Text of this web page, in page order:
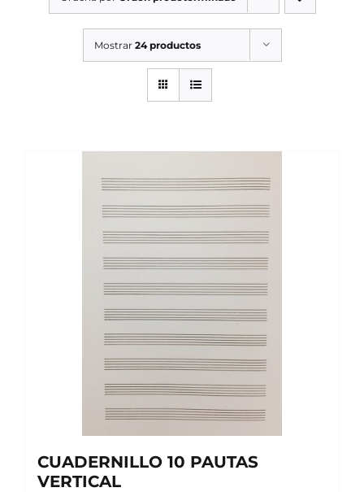
SERVICIOS TALLER
SERVICIOS TALLER
Mostrar 24 productos
CUADERNILLO 10 PAUTAS
VERTICAL